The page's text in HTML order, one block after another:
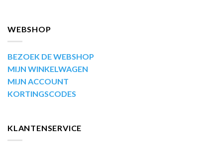
WEBSHOP
BEZOEK DE WEBSHOP
MIJN WINKELWAGEN
MIJN ACCOUNT
KORTINGSCODES
KLANTENSERVICE